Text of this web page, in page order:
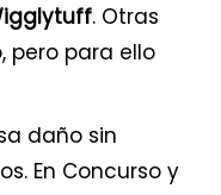
. Otras
pero para ello
daño sin
En Concurso y